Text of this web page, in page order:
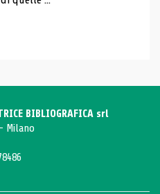
BIBLIOGRAFICA srl
Milano